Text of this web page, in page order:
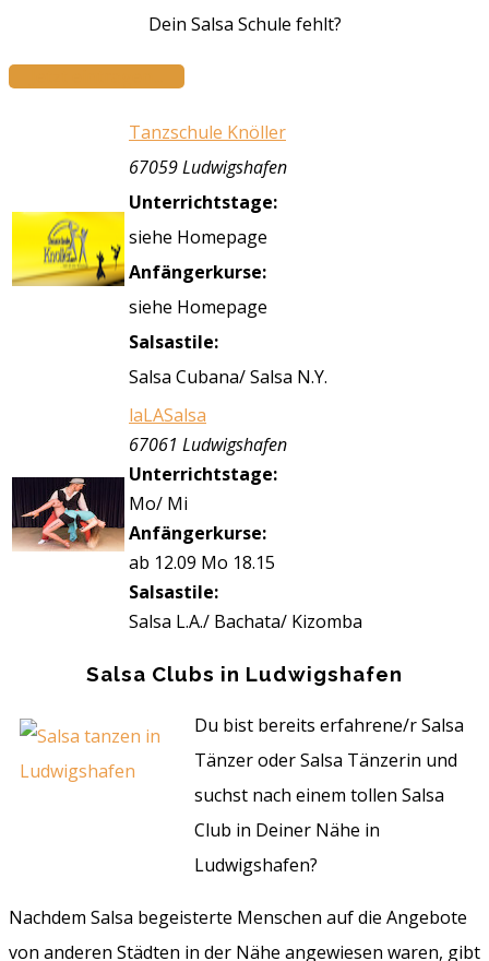
Dein Salsa Schule fehlt?
Tanzschule Knöller
67059 Ludwigshafen
Unterrichtstage:
siehe Homepage
Anfängerkurse:
siehe Homepage
Salsastile:
Salsa Cubana/ Salsa N.Y.
laLASalsa
67061 Ludwigshafen
Unterrichtstage:
Mo/ Mi
Anfängerkurse:
ab 12.09 Mo 18.15
Salsastile:
Salsa L.A./ Bachata/ Kizomba
Salsa Clubs in Ludwigshafen
Du bist bereits erfahrene/r Salsa
Tänzer oder Salsa Tänzerin und
suchst nach einem tollen Salsa
Club in Deiner Nähe in
Ludwigshafen?
Nachdem Salsa begeisterte Menschen auf die Angebote
von anderen Städten in der Nähe angewiesen waren, gibt